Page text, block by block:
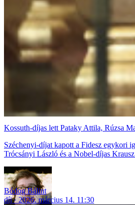
Kossuth-díjas lett Pataky Attila, Rúzsa
Széchenyi-díjat kapott a Fidesz egykori
Trócsányi László és a Nobel-díjas
Bódog Bálint
díj
2026. március 14. 11:30